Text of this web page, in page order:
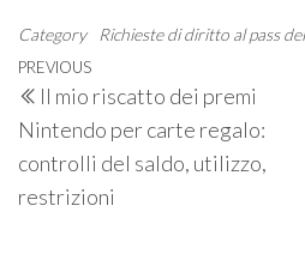
Category Richieste di diritto al pass
Post
navigation
Previous
Post
PREVIOUS
Il mio riscatto dei premi
Nintendo per carte regalo:
controlli del saldo, utilizzo,
restrizioni